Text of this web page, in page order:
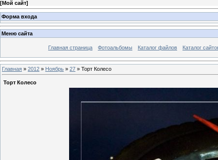
[Мой сайт]
Форма входа
Меню сайта
Главная страница Фотоальбомы Каталог файлов Каталог
Главная » 2012 » Ноябрь » 27 » Торт Колесо
Торт Колесо